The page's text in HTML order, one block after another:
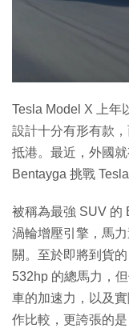
Tesla Model X 上年
設計十分有形有款
抵港。最近，外國
Bentayga 挑戰
被稱為最強 SUV 的
渦輪增壓引擎，馬
關。至於即將到貨
532hp 的總馬力，
車的加速力，以及
作比較，更誇張的